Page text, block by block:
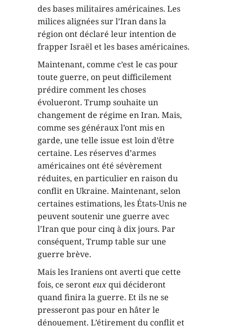
des bases militaires américaines. Les
milices alignées sur l’Iran dans la
région ont déclaré leur intention de
frapper Israël et les bases américaines.
Maintenant, comme c’est le cas pour
toute guerre, on peut difficilement
prédire comment les choses
évolueront. Trump souhaite un
changement de régime en Iran. Mais,
comme ses généraux l’ont mis en
garde, une telle issue est loin d’être
certaine. Les réserves d’armes
américaines ont été sévèrement
réduites, en particulier en raison du
conflit en Ukraine. Maintenant, selon
certaines estimations, les États-Unis ne
peuvent soutenir une guerre avec
l’Iran que pour cinq à dix jours. Par
conséquent, Trump table sur une
guerre brève.
Mais les Iraniens ont averti que cette
fois, ce seronteuxqui décideront
quand finira la guerre. Et ils ne se
presseront pas pour en hâter le
dénouement. L’étirement du conflit et